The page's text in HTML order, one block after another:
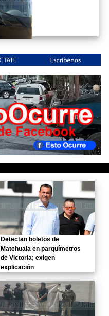
Detectan boletos de
Matehuala en parquímetros
de Victoria; exigen
explicación